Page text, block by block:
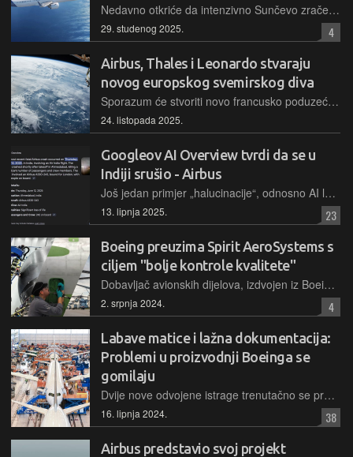
Nedavno otkriće da intenzivno Sunčevo zračenje može oštetiti podatke u računalima za upravljanje letom dovelo je do hitnih mjera regulatora i obveznih softverskih nadogradnji Airbusa na globalnoj razini
29. studenog 2025. 4
Airbus, Thales i Leonardo stvaraju
novog europskog svemirskog diva
Sporazum će stvoriti novo francusko poduzeće počevši od 2027. godine u najambicioznijem povezivanju europske zrakoplovne imovine od proizvođača projektila MBDA 2001.
24. listopada 2025.
Googleov AI Overview tvrdi da se u
Indiji srušio - Airbus
Još jedan primjer „halucinacije“, odnosno AI lupetanja je Googleov AI Overview koji je nakon pažljivog proučavanja izvora zaključio da je u nesreći u Indiji strada Airbus…
13. lipnja 2025. 23
Boeing preuzima Spirit AeroSystems s
ciljem "bolje kontrole kvalitete"
Dobavljač avionskih dijelova, izdvojen iz Boeinga prije gotovo 20 godina, ponovno se vraća pod njihov krov. Spirit AeroSystems bit će integriran u matičnu kompaniju zbog "stabilnosti lanca dobave"
2. srpnja 2024. 4
Labave matice i lažna dokumentacija:
Problemi u proizvodnji Boeinga se
gomilaju
Dvije nove odvojene istrage trenutačno se provode oko Boeingovih proizvodnih procesa. Jednu provodi sama kompanija, a drugu FAA, ali se obje bave kvalitetom izrade novih modela zrakoplova
16. lipnja 2024. 38
Airbus predstavio svoj projekt